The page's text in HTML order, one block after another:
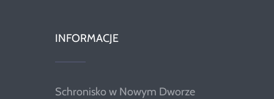
INFORMACJE
Schronisko w Nowym Dworze